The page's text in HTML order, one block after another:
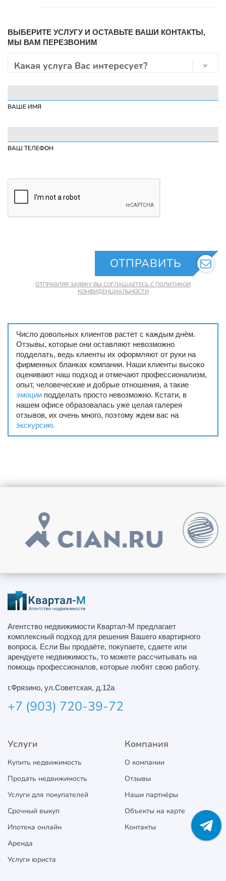
ВЫБЕРИТЕ УСЛУГУ И ОСТАВЬТЕ ВАШИ КОНТАКТЫ,
МЫ ВАМ ПЕРЕЗВОНИМ
Какая услуга Вас интересует?
ВАШЕ ИМЯ
ВАШ ТЕЛЕФОН
ОТПРАВИТЬ
ОТПРАВЛЯЯ ЗАЯВКУ ВЫ СОГЛАШАЕТЕСЬ С ПОЛИТИКОЙ
КОНФИДЕНЦИАЛЬНОСТИ
Число довольных клиентов растет с каждым днём.
Отзывы, которые они оставляют невозможно
подделать, ведь клиенты их оформляют от руки на
фирменных бланках компании. Наши клиенты высоко
оценивают наш подход и отмечают профессионализм,
опыт, человеческие и добрые отношения, а такие
эмоции подделать просто невозможно. Кстати, в
нашем офисе образовалась уже целая галерея
отзывов, их очень много, поэтому ждем вас на
экскурсию.
Агентство недвижимости Квартал-М предлагает
комплексный подход для решения Вашего квартирного
вопроса. Если Вы продаёте, покупаете, сдаете или
арендуете недвижимость, то можете рассчитывать на
помощь профессионалов, которые любят свою работу.
г.Фрязино, ул.Советская, д.12а
+7 (903) 720-39-72
Услуги
Купить недвижимость
Продать недвижимость
Услуги для покупателей
Срочный выкуп
Ипотека онлайн
Аренда
Услуги юриста
Компания
О компании
Отзывы
Наши партнёры
Объекты на карте
Контакты